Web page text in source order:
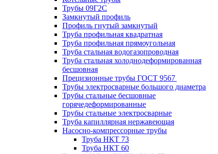
Трубы 09Г2С
Замкнутый профиль
Профиль гнутый замкнутый
Труба профильная квадратная
Труба профильная прямоугольная
Труба стальная водогазопроводная
Труба стальная холоднодеформированная
бесшовная
Прецизионные трубы ГОСТ 9567
Трубы электросварные большого диаметра
Трубы стальные бесшовные
горячедеформированные
Трубы стальные электросварные
Труба капиллярная нержавеющая
Насосно-компрессорные трубы
Труба НКТ 73
Труба НКТ 60